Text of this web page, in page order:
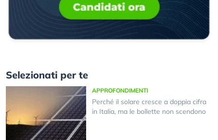
Selezionati per te
APPROFONDIMENTI
Perché il solare cresce a doppia cifra
in Italia, ma le bollette non scendono